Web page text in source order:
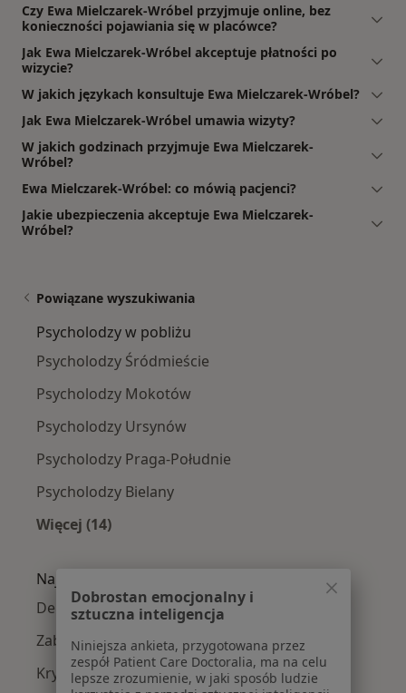
Czy Ewa Mielczarek-Wróbel przyjmuje online, bez
konieczności pojawiania się w placówce?
Jak Ewa Mielczarek-Wróbel akceptuje płatności po
wizycie?
W jakich językach konsultuje Ewa Mielczarek-Wróbel?
Jak Ewa Mielczarek-Wróbel umawia wizyty?
W jakich godzinach przyjmuje Ewa Mielczarek-
Wróbel?
Ewa Mielczarek-Wróbel: co mówią pacjenci?
Jakie ubezpieczenia akceptuje Ewa Mielczarek-
Wróbel?
Powiązane wyszukiwania
Psycholodzy w pobliżu
Psycholodzy Śródmieście
Psycholodzy Mokotów
Psycholodzy Ursynów
Psycholodzy Praga-Południe
Psycholodzy Bielany
Więcej (14)
Najczęście leczone choroby
Depresja w Warszawie
Zaburzenia lękowe w Warszawie
Kryzys emocjonalny w Warszawie
Dobrostan emocjonalny i
sztuczna inteligencja
Niniejsza ankieta, przygotowana przez
zespół Patient Care Doctoralia, ma na celu
lepsze zrozumienie, w jaki sposób ludzie